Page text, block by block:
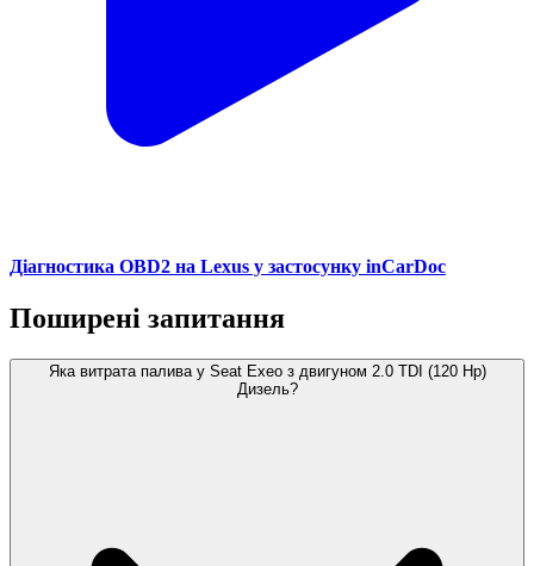
Діагностика OBD2 на Lexus у застосунку inCarDoc
Поширені запитання
Яка витрата палива у Seat Exeo з двигуном 2.0 TDI (120 Hp)
Дизель?